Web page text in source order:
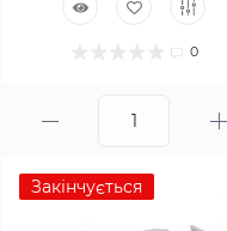
0
Закінчується